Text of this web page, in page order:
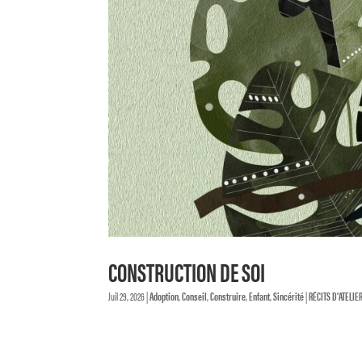
CONSTRUCTION DE SOI
Juil 29, 2026|Adoption,Conseil,Construire,Enfant,Sincérité|RÉCITS